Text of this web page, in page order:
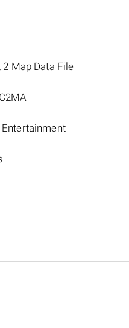
Map Data File
Entertainment